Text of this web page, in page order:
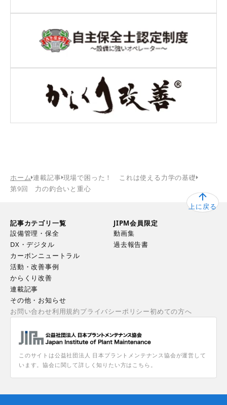
ホーム 連載記事 現場で困った！ これは使える力学の基礎
第9回 力の釣合いと重心
上に戻る
このサイトは公益社団法人 日本プラントメンテナンス協会が運営して
います。協会に関して詳しく知りたい方はこちら。
記事カテゴリ一覧
設備管理・保全
DX・デジタル
カーボンニュートラル
活動・改善事例
からくり改善
連載記事
その他・お知らせ
JIPM会員限定
動画集
過去報告書
お問い合わせ利用規約プライバシーポリシー初めての方へ